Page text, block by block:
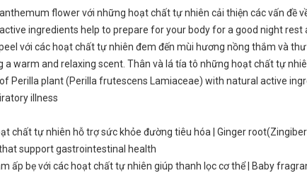
flower với những hoạt chất tự nhiên cải thiện các vấn đề
ingredients help to prepare for your body for a good night
với các hoạt chất tự nhiên đem đến mùi hương nồng thắm và
a warm and relaxing scent. Thân và lá tía tô những hoạt chất tự
Perilla plant (Perilla frutescens Lamiaceae) with natural active
illness
chất tự nhiên hỗ trợ sức khỏe đường tiêu hóa | Ginger
support gastrointestinal health
ấp bẹ với các hoạt chất tự nhiên giúp thanh lọc cơ thể | Baby